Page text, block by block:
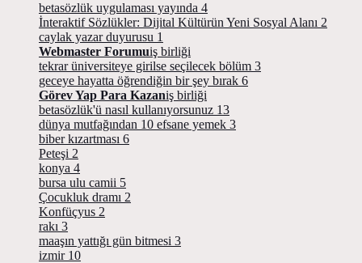
betasözlük uygulaması yayında 4
İnteraktif Sözlükler: Dijital Kültürün Yeni Sosyal Alanı 2
caylak yazar duyurusu 1
Webmaster Forumuiş birliği
tekrar üniversiteye girilse seçilecek bölüm 3
geceye hayatta öğrendiğin bir şey bırak 6
Görev Yap Para Kazaniş birliği
betasözlük'ü nasıl kullanıyorsunuz 13
dünya mutfağından 10 efsane yemek 3
biber kızartması 6
Peteşi 2
konya 4
bursa ulu camii 5
Çocukluk dramı 2
Konfüçyus 2
rakı 3
maaşın yattığı gün bitmesi 3
izmir 10